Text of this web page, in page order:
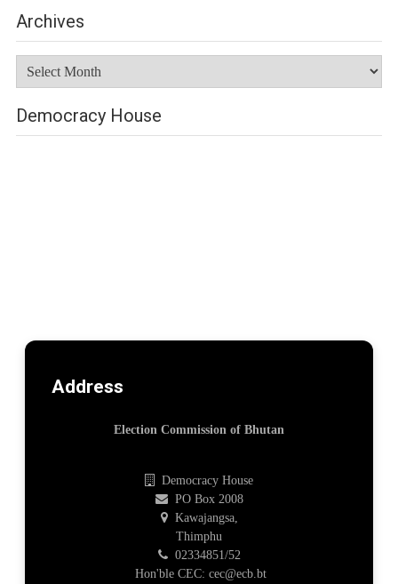
Archives
Democracy House
Address
Election Commission of Bhutan
Democracy House
PO Box 2008
Kawajangsa,
Thimphu
02334851/52
Hon'ble CEC: cec@ecb.bt